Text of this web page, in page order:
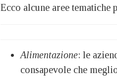
Ecco alcune aree tematiche
Alimentazione: le
consapevole che